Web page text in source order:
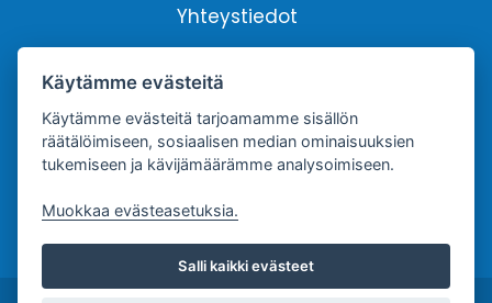
Yhteystiedot
Suomen Sikayrittäjät ry.
Yhdistyksen sähköpostiosoite:
info@sikayrittajat.fi
Käytämme evästeitä
Käytämme evästeitä tarjoamamme sisällön
räätälöimiseen, sosiaalisen median ominaisuuksien
tukemiseen ja kävijämäärämme analysoimiseen.
Muokkaa evästeasetuksia.
Salli kaikki evästeet